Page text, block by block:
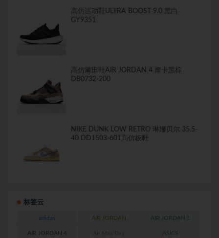
高仿运动鞋ULTRA BOOST 9.0 黑白
GY9351
高仿莆田鞋AIR JORDAN 4 摩卡黑棕
DB0732-200
NIKE DUNK LOW RETRO 琳娜贝尔 35.5-
40 DD1503-601高仿板鞋
标签云
adidas AIR JORDAN AIR JORDAN 1
AIR JORDAN 4 ASICS